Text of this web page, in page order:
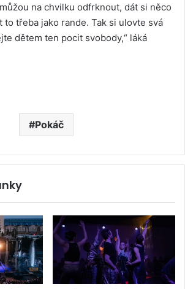
na chvilku odfrknout, dát si něco
to třeba jako rande. Tak si ulovte svá
dětem ten pocit svobody,“ láká
Pokáč